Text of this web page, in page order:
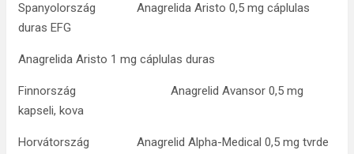
Spanyolország Anagrelida Aristo 0,5 mg cáplulas
duras EFG
Anagrelida Aristo 1 mg cáplulas duras
Finnország Anagrelid Avansor 0,5 mg
kapseli, kova
Horvátország Anagrelid Alpha-Medical 0,5 mg tvrde